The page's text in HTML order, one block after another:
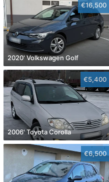
€16,500
2020' Volkswagen Golf
€5,400
2006' Toyota Corolla
€6,500